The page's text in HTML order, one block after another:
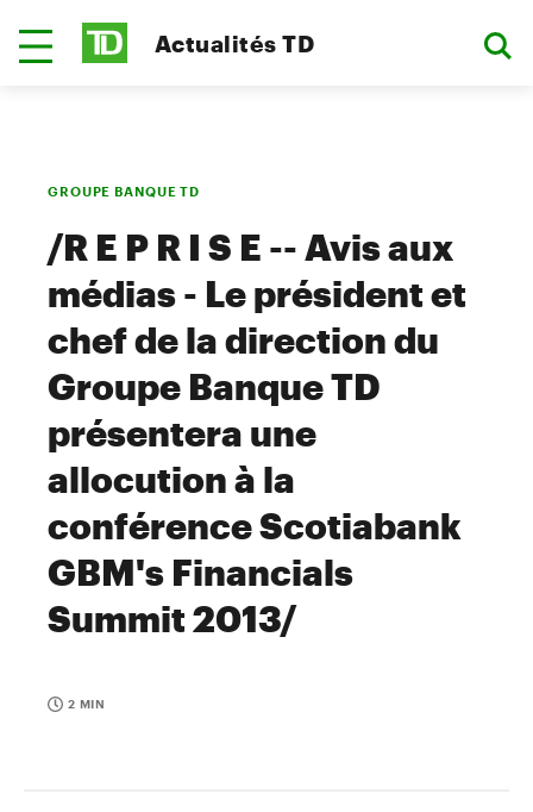
Actualités TD
GROUPE BANQUE TD
/R E P R I S E -- Avis aux
médias - Le président et
chef de la direction du
Groupe Banque TD
présentera une
allocution à la
conférence Scotiabank
GBM's Financials
Summit 2013/
2 MIN